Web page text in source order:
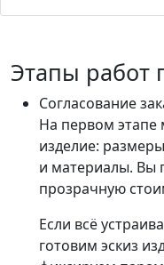
Этапы работ
Согласование
На первом
изделие:
и материалы. Вы
прозрачную
Если всё
готовим эскиз